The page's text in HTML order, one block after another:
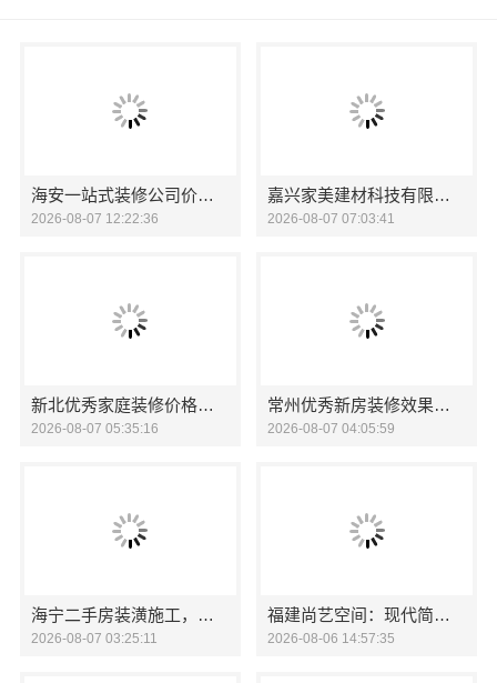
海安一站式装修公司价格，南通宏域全宅装饰建材有限公司报价透明
2026-08-07 12:22:36
嘉兴家美建材科技有限公司南湖区精装房装修怎么样
2026-08-07 07:03:41
新北优秀家庭装修价格清单，常州宜居佳装饰工程有限公司清晰透明
2026-08-07 05:35:16
常州优秀新房装修效果图-常州宜居佳装饰
2026-08-07 04:05:59
海宁二手房装潢施工，嘉兴家美建材科技有限公司专业施工
2026-08-07 03:25:11
福建尚艺空间：现代简约家庭装修免费设计整体落地
2026-08-06 14:57:35